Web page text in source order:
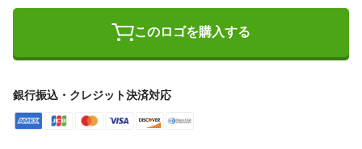
このロゴを購入する
銀行振込・クレジット決済対応